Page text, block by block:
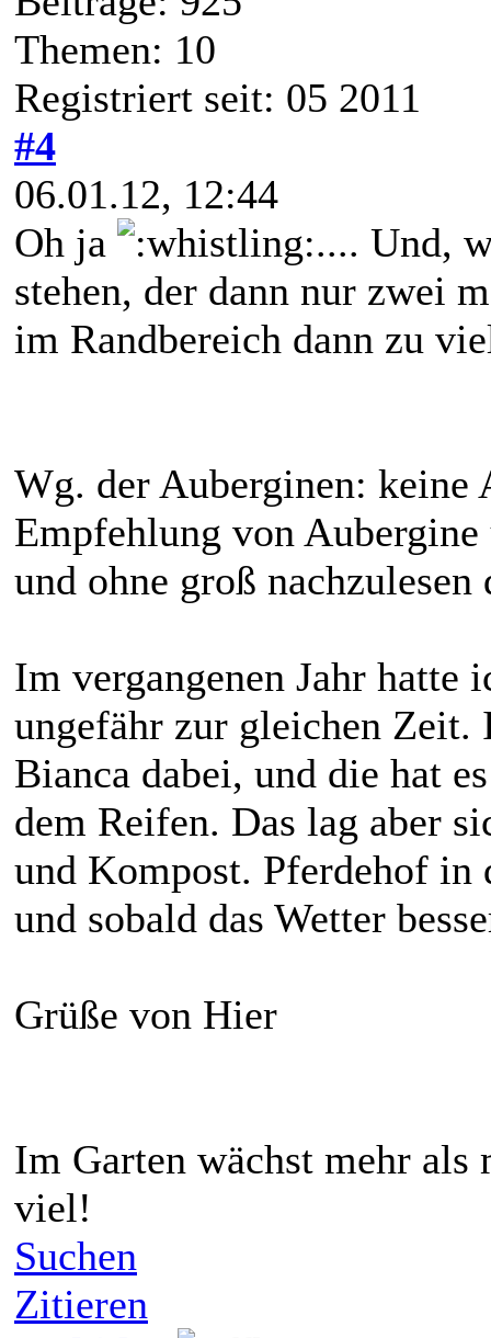
Themen: 10
Registriert seit: 05 2011
#4
06.01.12, 12:44
Oh ja
.... Und,
stehen, der dann nur zwei
im Randbereich dann zu
Wg. der Auberginen: keine
Empfehlung von
und ohne groß
Im vergangenen Jahr hatte
ungefähr zur gleichen Zeit.
Bianca dabei, und die hat
dem Reifen. Das lag aber
und Kompost. Pferdehof in
und sobald das Wetter
Grüße von Hier
Im Garten wächst mehr als
viel!
Suchen
Zitieren